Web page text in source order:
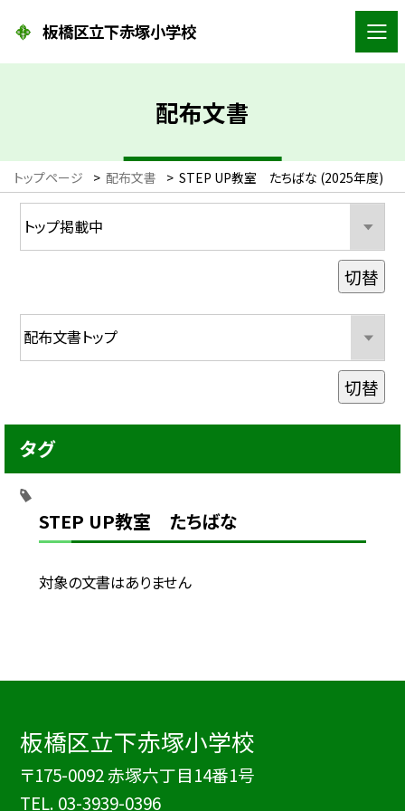
板橋区立下赤塚小学校
配布文書
トップページ > 配布文書 > STEP UP教室 たちばな (2025年度)
STEP UP教室 たちばな
対象の文書はありません
切替
切替
タグ
板橋区立下赤塚小学校
〒175-0092 赤塚六丁目14番1号
TEL. 03-3939-0396